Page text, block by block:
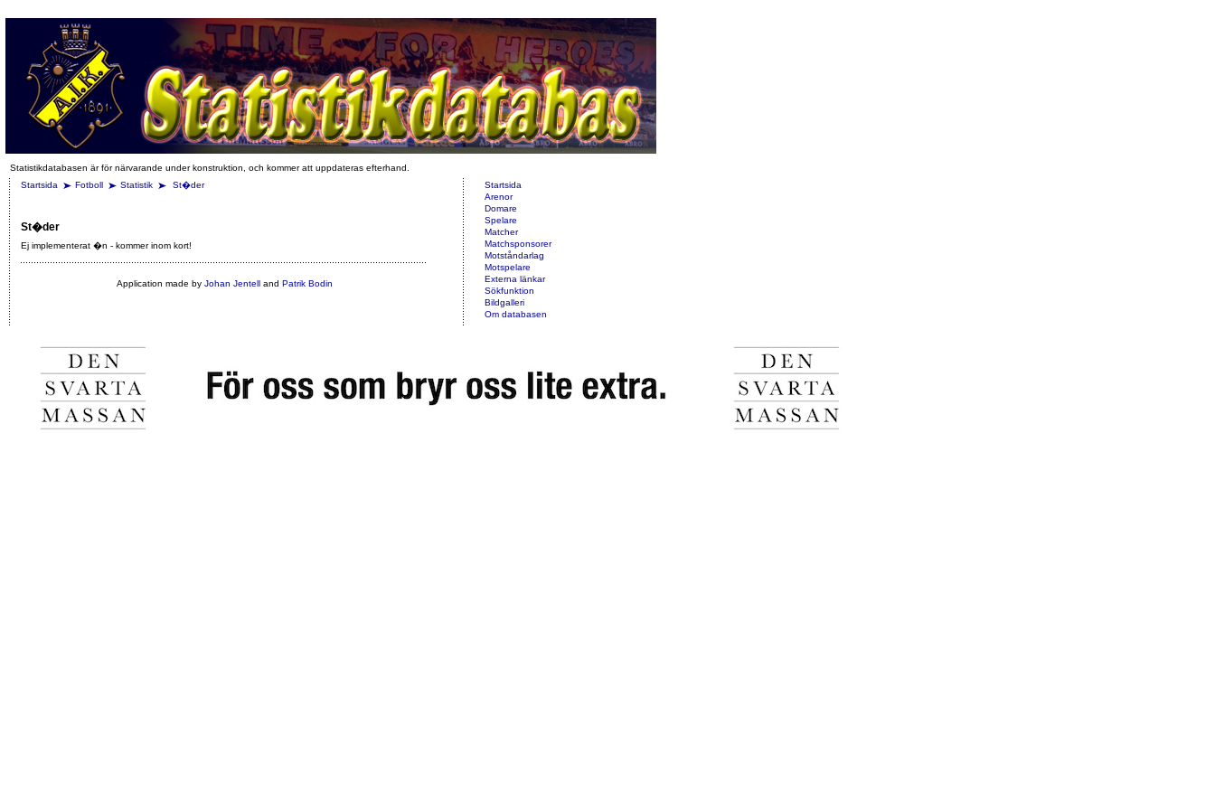
Statistikdatabasen är för närvarande under konstruktion, och kommer att uppdateras efterhand.
Startsida
Fotboll Statistik St�der
St�der
Ej implementerat �n - kommer inom kort!
Application made by Johan Jentelland Patrik Bodin
Startsida
Arenor
Domare
Spelare
Matcher
Matchsponsorer
Motståndarlag
Motspelare
Externa länkar
Sökfunktion
Bildgalleri
Om databasen